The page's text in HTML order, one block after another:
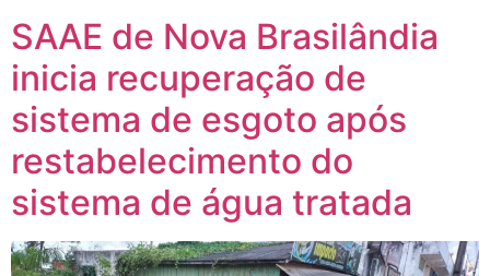
SAAE de Nova Brasilândia
inicia recuperação de
sistema de esgoto após
restabelecimento do
sistema de água tratada